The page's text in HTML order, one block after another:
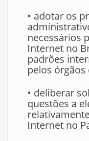
• adotar os
necessários
Internet no
padrões
pelos
• deliberar
questões a
Internet no